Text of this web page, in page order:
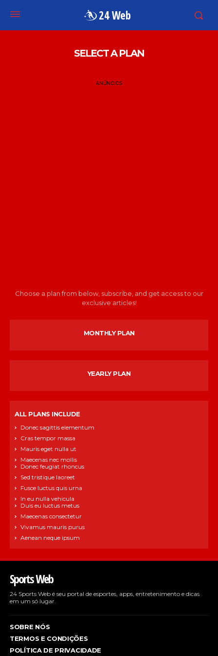
24 Web
SELECT A PLAN
ANÚNCIOS
Choose a plan from below, subscribe, and get access to our
exclusive articles!
MONTHLY PLAN
YEARLY PLAN
ALL PLANS INCLUDE
Donec sagittis elementum
Cras tempor massa
Mauris eget nulla ut
Maecenas nec mollis
Donec feugiat rhoncus
Sed tristique laoreet
Fusce luctus quis urna
In eu nulla vehicula
Duis eu luctus metus
Maecenas consectetur
Vivamus mauris purus
Aenean neque ipsum
Sports Web
24 Sports Web é seu portal de esportes, apps, entretenimento e dicas
em um só lugar.
SOBRE NÓS
TERMOS E CONDIÇÕES
POLÍTICA DE PRIVACIDADE